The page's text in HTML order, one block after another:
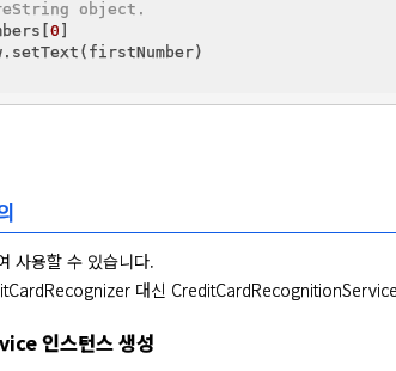
object.
0 ]
사용할 수 있습니다.
대신
인스턴스 생성